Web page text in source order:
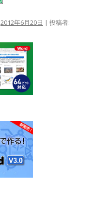
2012年6月20日 | 投稿者: